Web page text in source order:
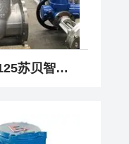
Z941H-16C DN125苏贝智能一体化不锈钢法兰电动闸阀 闸阀生产